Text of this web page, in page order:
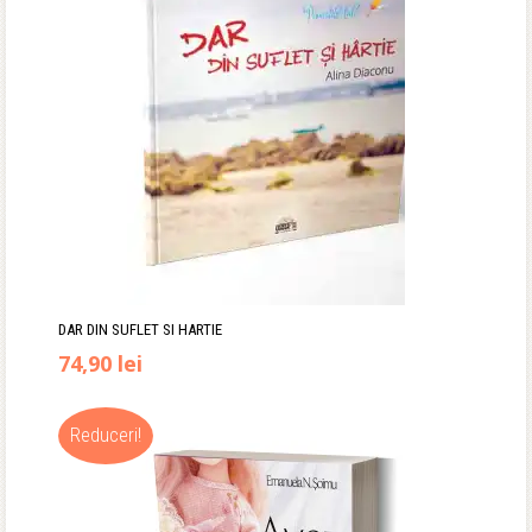
DAR DIN SUFLET SI HARTIE
74,90 lei
Reduceri!